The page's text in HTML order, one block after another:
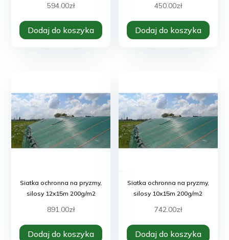
594.00zł
Dodaj do koszyka
450.00zł
Dodaj do koszyka
Siatka ochronna na pryzmy,
silosy 12x15m 200g/m2
891.00zł
Dodaj do koszyka
Siatka ochronna na pryzmy,
silosy 10x15m 200g/m2
742.00zł
Dodaj do koszyka